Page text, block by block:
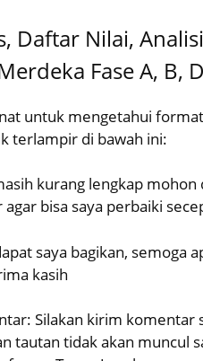
Daftar Nilai,
Fase A, B,
untuk mengetahui
terlampir di bawah ini:
kurang lengkap
bisa saya perbaiki
saya bagikan, semoga
kasih
Silakan kirim komentar
tautan tidak akan muncul